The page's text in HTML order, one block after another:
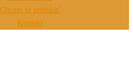
Chcem sa prihlásiť
Kontakt